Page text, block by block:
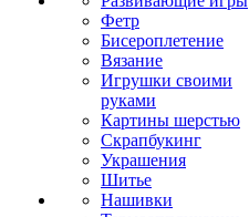
Фетр
Бисероплетение
Вязание
Игрушки своими
руками
Картины шерстью
Скрапбукинг
Украшения
Шитье
Нашивки